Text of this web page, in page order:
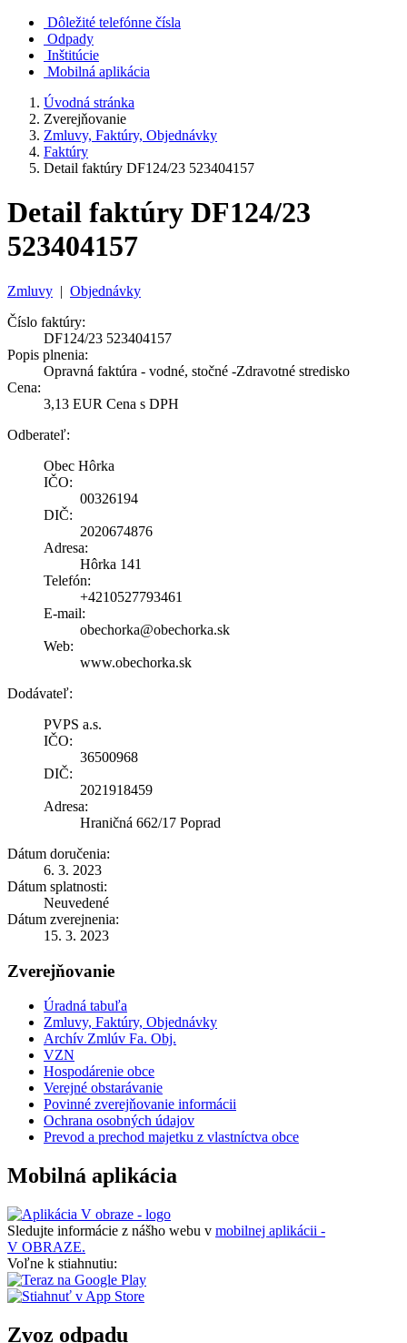
Dôležité telefónne čísla
Odpady
Inštitúcie
Mobilná aplikácia
Úvodná stránka
Zverejňovanie
Zmluvy, Faktúry, Objednávky
Faktúry
Detail faktúry DF124/23 523404157
Detail faktúry DF124/23
523404157
Zmluvy | Objednávky
Číslo faktúry:
DF124/23 523404157
Popis plnenia:
Opravná faktúra - vodné, stočné -Zdravotné stredisko
Cena:
3,13 EUR Cena s DPH
Odberateľ:
Obec Hôrka
IČO:
00326194
DIČ:
2020674876
Adresa:
Hôrka 141
Telefón:
+4210527793461
E-mail:
obechorka@obechorka.sk
Web:
www.obechorka.sk
Dodávateľ:
PVPS a.s.
IČO:
36500968
DIČ:
2021918459
Adresa:
Hraničná 662/17 Poprad
Dátum doručenia:
6. 3. 2023
Dátum splatnosti:
Neuvedené
Dátum zverejnenia:
15. 3. 2023
Zverejňovanie
Úradná tabuľa
Zmluvy, Faktúry, Objednávky
Archív Zmlúv Fa. Obj.
VZN
Hospodárenie obce
Verejné obstarávanie
Povinné zverejňovanie informácii
Ochrana osobných údajov
Prevod a prechod majetku z vlastníctva obce
Mobilná aplikácia
Sledujte informácie z nášho webu v mobilnej aplikácii -
V OBRAZE.
Voľne k stiahnutiu:
Zvoz odpadu